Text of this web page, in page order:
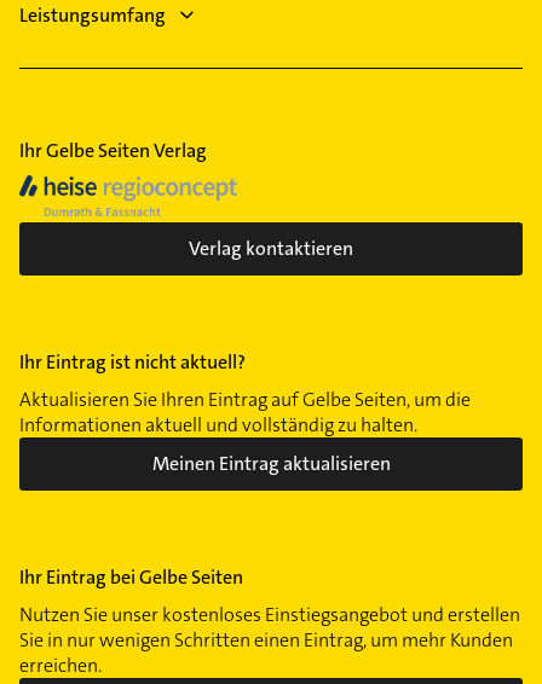
Leistungsumfang
Ihr Gelbe Seiten Verlag
Verlag kontaktieren
Ihr Eintrag ist nicht aktuell?
Aktualisieren Sie Ihren Eintrag auf Gelbe Seiten, um die
Informationen aktuell und vollständig zu halten.
Meinen Eintrag aktualisieren
Ihr Eintrag bei Gelbe Seiten
Nutzen Sie unser kostenloses Einstiegsangebot und erstellen
Sie in nur wenigen Schritten einen Eintrag, um mehr Kunden
erreichen.